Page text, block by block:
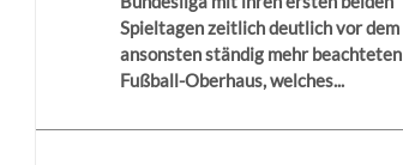
Spieltagen zeitlich deutlich vor dem
ansonsten ständig mehr beachteten
Fußball-Oberhaus, welches...